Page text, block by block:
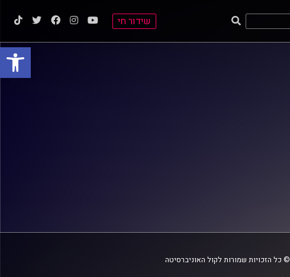
פתח
שידור חי
© כל הזכויות שמורות לקול האוניברסיטה